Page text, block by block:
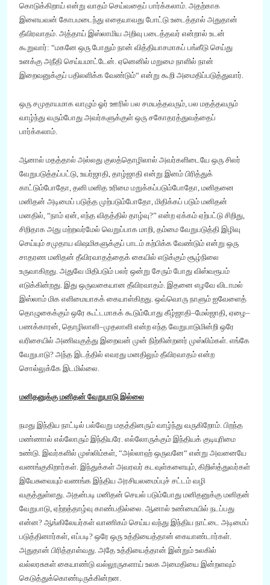
கொடுக்கிறாய் என்று வாதம் செய்வதைப் பார்க்கலாம். அதற்காக
இளையவன் கோபமடைந்து எதையாவது போட்டு உடைத்தால் அதுதான்
தீவிரவாதம். அத்தாய் இஸ்லாமிய அறிவு படைத்தவர் என்றால் உடன்
கூறுவார்: “மகனே ஒரு போதும் நான் வித்தியாசமாகப் பங்கீடு செய்து
உனக்கு அநீதி செய்யமாட்டேன். ஏனெனில் மறுமை நாளில் நான்
இறைவனுக்குப் பதிலளிக்க வேண்டும்“ என்று கூறி அமைதிப்படுத்துவார்.
ஒரு சமுதாயமாக வாழும் ஓர் ஊரில் பல சமயத்தவரும் பல மதத்தவரும்
வாழ்ந்து வரும்போது அவர்களுக்குள் ஒரு சகோதரத்துவத்தைப்
பார்க்கலாம்.
ஆனால் மதத்தால் அல்லது குலத்தொழிலால் அவர்களிடையே ஒரு சிலர்
வேறுபடுத்தப்பட்டு, உயர்ஜாதி தாழ்ஜாதி என்று இனம் பிரித்துக்
காட்டும்போதோ தனி மனித உரிமை மறுக்கப்படும்போதோ மனிதனை
மனிதன் அடிமைப் படுத்த முற்படும்போதோ மிதிக்கப் படும் மனிதன்
மனதில் “நாம் ஏன் எந்த விதத்தில் தாழ்வு?” என்ற ஏக்கம் ஏற்பட்டு சிறிது
சிறிதாக அது மற்றவர்மேல் வெறுப்பாக மாறி தம்மை வேறுபடுத்தி இழிவு
செய்யும் சமுதாய விஷமிகளுக்குப் பாடம் கற்பிக்க வேண்டும் என்று ஒரு
சாதரண மனிதன் தீவிரவாதத்தைக் கையில் எடுக்கும் சூழ்நிலை
உருவாகிறது. அதுவே மிதிபடும் பலர் ஒன்று சேரும் போது விஸ்வரூபம்
எடுக்கின்றது. இது ஒருவகையான தீவிரவாதம். இதனை எழவே விடாமல்
இஸ்லாம் மிக எளிமையாகக் கையாள்கிறது. ஒவ்வொரு நாளும் ஐவேளைத்
தொழுகைக்கும் ஒரே கூட்டமாகக் கூடும்போது கீழ்ஜாதி–மேல்ஜாதி ஏழை–
பணக்காரன் தொழிலாளி–முதலாளி என்ற எந்த வேறுபாடுமின்றி ஒரே
வரிசையில் அணிவகுத்து இறைவன் முன் நிற்கின்றனர் முஸ்லிம்கள். எங்கே
வேறுபாடு? அந்த இடத்தில் எவரது மனதிலும் தீவிரவாதம் என்ற
சொல்லுக்கே இடமில்லை.
மனிதனுக்கு மனிதன் வேறுபாடு இல்லை
நமது இந்திய நாட்டில் பல்வேறு மதத்தினரும் வாழ்ந்து வருகிறோம். பிறந்த
மண்ணால் எல்லோரும் இந்தியரே. எல்லோருக்கும் இந்தியக் குடியுரிமை
உண்டு. இவர்களில் முஸ்லிம்கள் “அல்லாஹ் ஒருவனே“ என்று அவனையே
வணங்குகிறார்கள். இந்துக்கள் அவரவர் கடவுள்களையும் கிறிஸ்த்துவர்கள்
இயேசுவையும் வணங்க இந்திய அரசியலமைப்புச் சட்டம் வழி
வகுத்துள்ளது. அதன்படி மனிதன் செயல் படும்போது மனிதனுக்கு மனிதன்
வேறுபாடு ஏற்றத்தாழ்வு காண்பதில்லை. ஆனால் உண்மையில் நடப்பது
என்ன? ஆங்கிலேயர்கள் வாணிகம் செய்ய வந்து இந்திய நாட்டை அடிமைப்
படுத்தினார்கள் எப்படி? ஒரே ஒரு உத்தியைத்தான் கையாண்டார்கள்.
அதுதான் பிரித்தாள்வது. அதே உத்தியைத்தான் இன்றும் உலகில்
வல்லரசுகள் கையாண்டு வல்லூருகளாய் உலக அமைதியை இன்றளவும்
கெடுத்துக்கொண்டிருக்கின்றன.